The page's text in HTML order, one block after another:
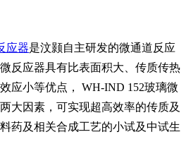
应器是汶颢自主研发的微通道反应
反应器具有比表面积大、传质传热
应小等优点， WH-IND 152玻璃微
大因素，可实现超高效率的传质及
药及相关合成工艺的小试及中试生